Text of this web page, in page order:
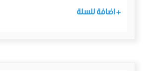
+ اضافة للسلة